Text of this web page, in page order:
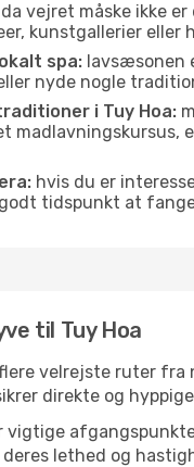
da vejret måske ikke
kunstgallerier eller
spa: lavsæsonen
nyde nogle
i Tuy Hoa:
hvis du er
tidspunkt at
til Tuy Hoa
velrejste ruter
direkte og
lethed og